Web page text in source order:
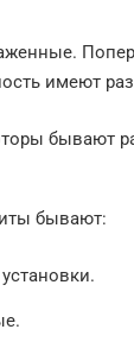
имеют
бывают
бывают: